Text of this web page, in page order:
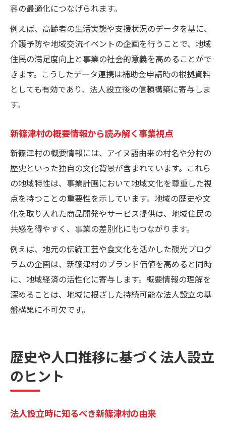
容の最適化につなげられます。
例えば、高齢者の生活実態や支援状況のデータを基に、
介護予防や地域交流イベントの企画を行うことで、地域
住民の満足度向上と事業の社会的意義を高めることがで
きます。こうしたデータ連携は補助金申請時の根拠資料
としても有効であり、法人設立後の信頼構築に寄与しま
す。
新篠津村の概要情報から読み解く事業視点
新篠津村の概要情報には、アイヌ語由来の村名や分村の
歴史といった独自の文化背景が含まれています。これら
の地域特性は、事業計画において地域文化を尊重した視
点を持つことの重要性を示しています。地域の歴史や文
化を取り入れた商品開発やサービス提供は、地域住民の
共感を得やすく、事業の差別化にもつながります。
例えば、地元の伝統工芸や食文化を活かした観光プログ
ラムの企画は、新篠津村のブランド価値を高めると同時
に、地域経済の活性化に寄与します。概要情報の理解を
深めることは、地域に根ざした持続可能な法人設立の基
盤構築に不可欠です。
歴史や人口推移に基づく法人設立
のヒント
法人設立時に知るべき新篠津村の由来